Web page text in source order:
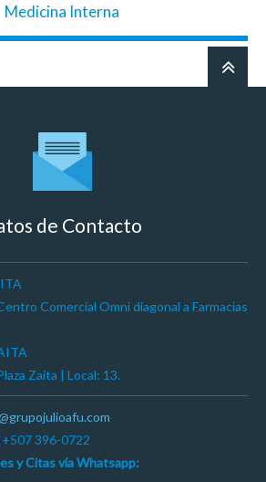
Medicina Interna
de Contacto
Comercial Omni diagonal a Farmacias
Zaita | Local: 13.
396-0722
y Citas vía Whatsapp: